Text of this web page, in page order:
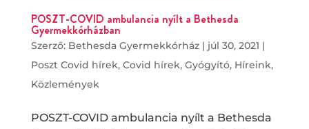
POSZT-COVID ambulancia nyílt a Bethesda
Gyermekkórházban
Szerző: Bethesda Gyermekkórház| júl 30, 2021 |
Poszt Covid hírek, Covid hírek, Gyógyító, Híreink,
Közlemények
POSZT-COVID ambulancia nyílt a Bethesda